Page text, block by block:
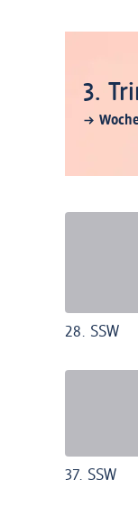
3.
28. SSW
37. SSW